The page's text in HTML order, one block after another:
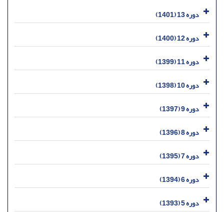
دوره 13 (1401)
دوره 12 (1400)
دوره 11 (1399)
دوره 10 (1398)
دوره 9 (1397)
دوره 8 (1396)
دوره 7 (1395)
دوره 6 (1394)
دوره 5 (1393)